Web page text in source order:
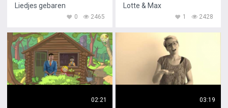
Liedjes gebaren
2465
0
Lotte & Max
2428
1
02:21 03:19